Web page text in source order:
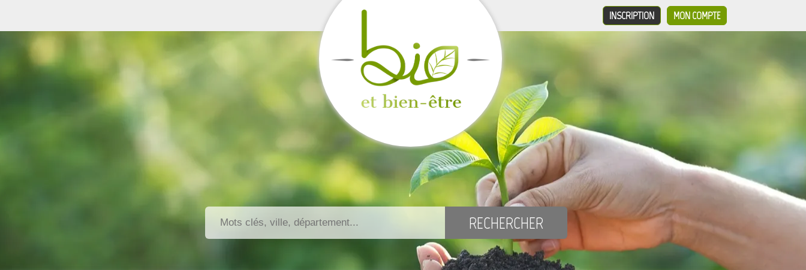
MON COMPTE
INSCRIPTION